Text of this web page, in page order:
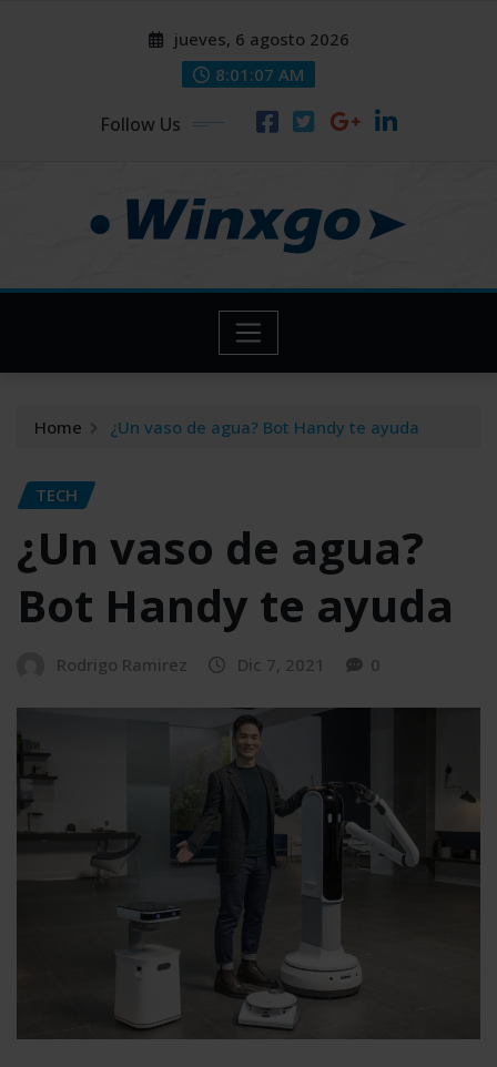
jueves, 6 agosto 2026
8:01:08 AM
Follow Us
Home ¿Un vaso de agua? Bot Handy te ayuda
TECH
¿Un vaso de agua?
Bot Handy te ayuda
Rodrigo Ramirez Dic 7, 2021 0